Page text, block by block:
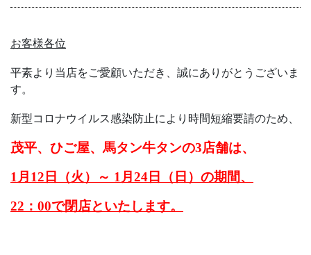
お客様各位
平素より当店をご愛顧いただき、誠にありがとうございま
す。
新型コロナウイルス感染防止により時間短縮要請のため、
茂平、ひご屋、馬タン牛タンの3店舗は、
1月12日（火）～ 1月24日（日）の期間、
22：00で閉店といたします。